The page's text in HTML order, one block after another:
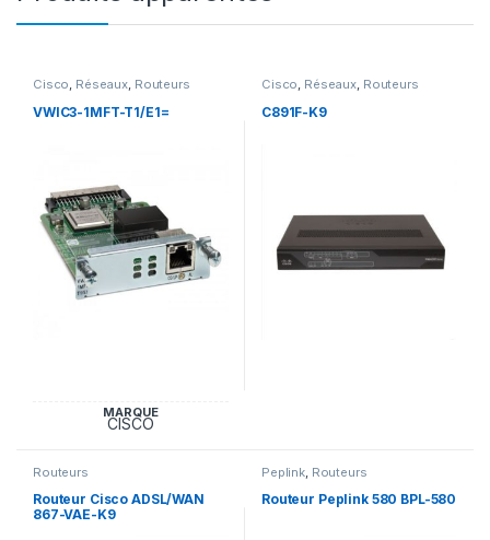
Cisco, Réseaux, Routeurs
VWIC3-1MFT-T1/E1=
MARQUE
CISCO
Cisco, Réseaux, Routeurs
C891F-K9
Routeurs
Routeur Cisco ADSL/WAN
867-VAE-K9
Peplink Routeurs
Routeur Peplink 580 BPL-580